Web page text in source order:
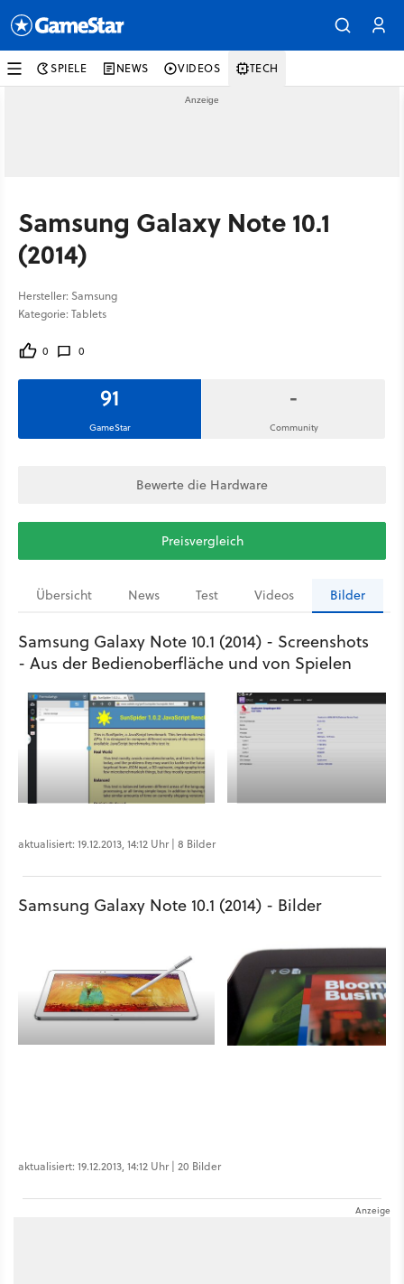
SPIELE NEWS VIDEOS TECH
Samsung Galaxy Note 10.1
(2014)
Hersteller: Samsung
Kategorie: Tablets
0 0
91
GameStar
-
Community
Bewerte die Hardware
Preisvergleich
Übersicht News Test Videos Bilder
Samsung Galaxy Note 10.1 (2014) - Screenshots
- Aus der Bedienoberfläche und von Spielen
aktualisiert: 19.12.2013, 14:12 Uhr | 8 Bilder
Samsung Galaxy Note 10.1 (2014) - Bilder
aktualisiert: 19.12.2013, 14:12 Uhr | 20 Bilder